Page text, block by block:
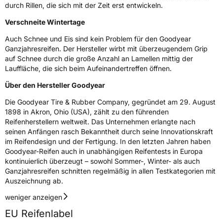
durch Rillen, die sich mit der Zeit erst entwickeln.
Verschneite Wintertage
Auch Schnee und Eis sind kein Problem für den Goodyear
Ganzjahresreifen. Der Hersteller wirbt mit überzeugendem Grip
auf Schnee durch die große Anzahl an Lamellen mittig der
Lauffläche, die sich beim Aufeinandertreffen öffnen.
Über den Hersteller Goodyear
Die Goodyear Tire & Rubber Company, gegründet am 29. August
1898 in Akron, Ohio (USA), zählt zu den führenden
Reifenherstellern weltweit. Das Unternehmen erlangte nach
seinen Anfängen rasch Bekanntheit durch seine Innovationskraft
im Reifendesign und der Fertigung. In den letzten Jahren haben
Goodyear-Reifen auch in unabhängigen Reifentests in Europa
kontinuierlich überzeugt – sowohl Sommer-, Winter- als auch
Ganzjahresreifen schnitten regelmäßig in allen Testkategorien mit
Auszeichnung ab.
weniger anzeigen
EU Reifenlabel